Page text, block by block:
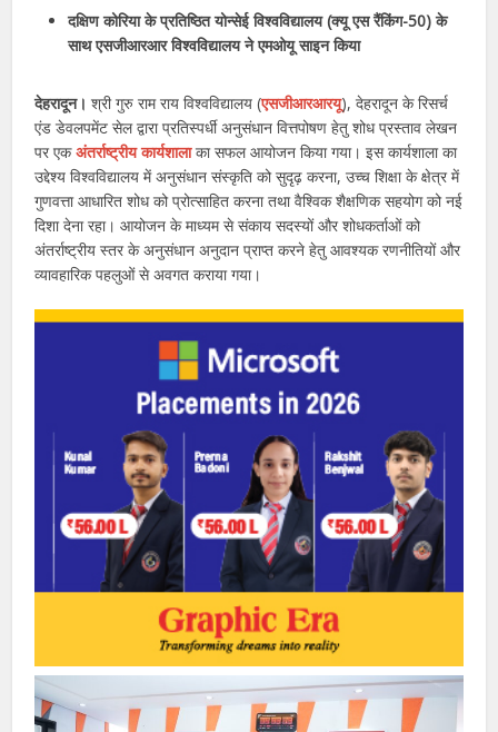
दक्षिण कोरिया के प्रतिष्ठित योन्सेई विश्वविद्यालय (क्यू एस रैंकिंग-50) के
साथ एसजीआरआर विश्वविद्यालय ने एमओयू साइन किया
देहरादून। श्री गुरु राम राय विश्वविद्यालय (एसजीआरआरयू), देहरादून के रिसर्च
एंड डेवलपमेंट सेल द्वारा प्रतिस्पर्धी अनुसंधान वित्तपोषण हेतु शोध प्रस्ताव लेखन
पर एकअंतर्राष्ट्रीय कार्यशालाका सफल आयोजन किया गया। इस कार्यशाला का
उद्देश्य विश्वविद्यालय में अनुसंधान संस्कृति को सुदृढ़ करना, उच्च शिक्षा के क्षेत्र में
गुणवत्ता आधारित शोध को प्रोत्साहित करना तथा वैश्विक शैक्षणिक सहयोग को नई
दिशा देना रहा। आयोजन के माध्यम से संकाय सदस्यों और शोधकर्ताओं को
अंतर्राष्ट्रीय स्तर के अनुसंधान अनुदान प्राप्त करने हेतु आवश्यक रणनीतियों और
व्यावहारिक पहलुओं से अवगत कराया गया।